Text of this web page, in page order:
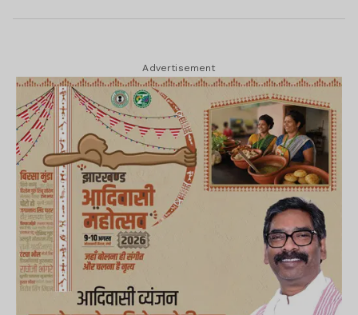
Advertisement